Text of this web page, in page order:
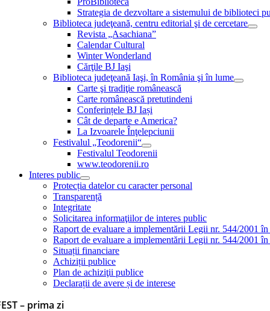
Strategia de dezvoltare a sistemului de biblioteci
Biblioteca judeţeană, centru editorial şi de cercetare
Revista „Asachiana”
Calendar Cultural
Winter Wonderland
Cărţile BJ Iaşi
Biblioteca judeţeană Iaşi, în România şi în lume
Carte şi tradiţie românească
Carte românească pretutindeni
Conferințele BJ Iași
Cât de departe e America?
La Izvoarele Înţelepciunii
Festivalul „Teodorenii“
Festivalul Teodorenii
www.teodorenii.ro
Interes public
Protecția datelor cu caracter personal
Transparență
Integritate
Solicitarea informaţiilor de interes public
Raport de evaluare a implementării Legii nr. 544/2001
Raport de evaluare a implementării Legii nr. 544/2001
Situații financiare
Achiziții publice
Plan de achiziţii publice
Declarații de avere și de interese
– prima zi